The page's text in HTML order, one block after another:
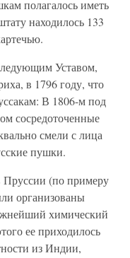
полагалось иметь
находилось 133
Уставом,
в 1796 году, что
В 1806-м под
сосредоточенные
смели с лица
пушки.
(по примеру
организованы
химический
ее приходилось
из Индии,